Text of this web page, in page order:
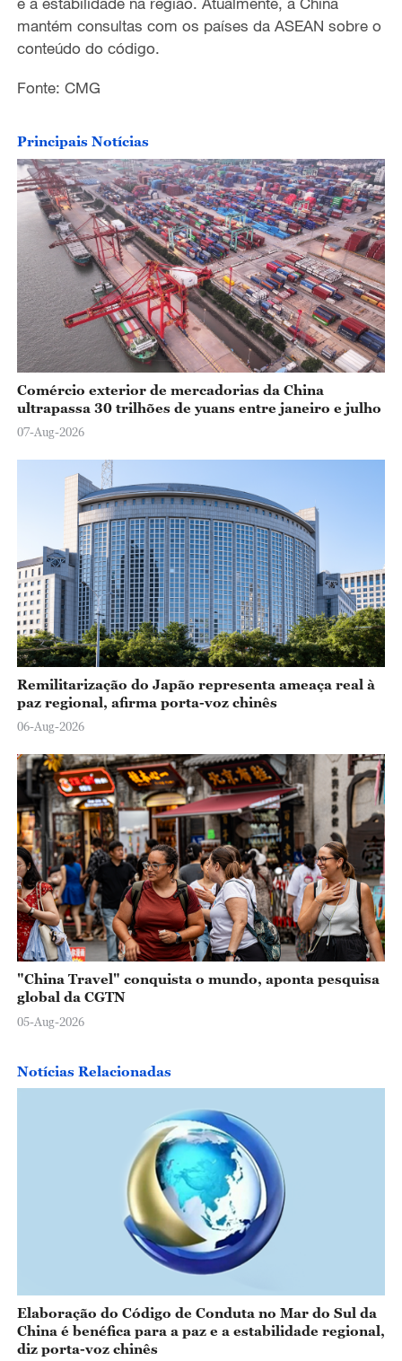
mantém consultas com os países da ASEAN sobre o
conteúdo do código.
Fonte: CMG
Principais Notícias
Comércio exterior de mercadorias da China
ultrapassa 30 trilhões de yuans entre janeiro e julho
07-Aug-2026
Remilitarização do Japão representa ameaça real à
paz regional, afirma porta-voz chinês
06-Aug-2026
"China Travel" conquista o mundo, aponta pesquisa
global da CGTN
05-Aug-2026
Notícias Relacionadas
Elaboração do Código de Conduta no Mar do Sul da
China é benéfica para a paz e a estabilidade regional,
diz porta-voz chinês